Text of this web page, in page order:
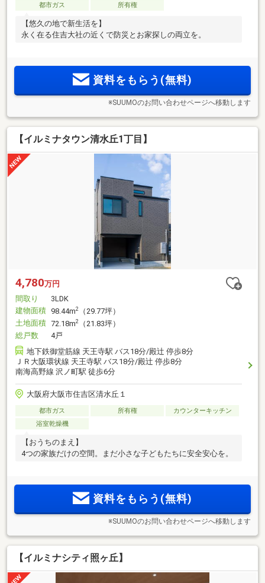
都市ガス 所有権
【悠久の地で新生活を】
永く在る住吉大社の近くで防災とお家探しの両立を。
資料をもらう(無料)
※SUUMOのお問い合わせページへ移動します
【イルミナタウン清水丘1丁目】
4,780万円
間取り
3LDK
建物面積 98.44m2
（29.77坪）
土地面積 72.18m2
（21.83坪）
総戸数
4戸
地下鉄御堂筋線 天王寺駅 バス18分/殿辻 停歩8分
ＪＲ大阪環状線 天王寺駅 バス18分/殿辻 停歩8分
南海高野線 沢ノ町駅 徒歩6分
大阪府大阪市住吉区清水丘１
都市ガス 所有権
カウンターキッチン
浴室乾燥機
【おうちのまえ】
4つの家族だけの空間。まだ小さな子どもたちに安全安心を。
資料をもらう(無料)
※SUUMOのお問い合わせページへ移動します
【イルミナシティ照ヶ丘】